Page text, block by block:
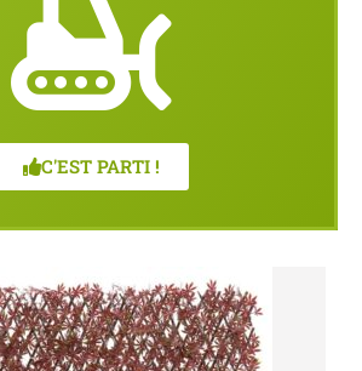
C'EST PARTI !